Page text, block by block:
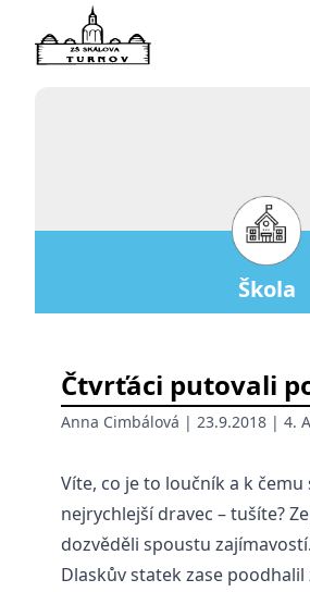
Škola
Čtvrťáci putovali
Anna Cimbálová | 23.9.2018 | 4. A
Víte, co je to loučník a k
nejrychlejší dravec – tušíte?
dozvěděli spoustu
Dlaskův statek zase